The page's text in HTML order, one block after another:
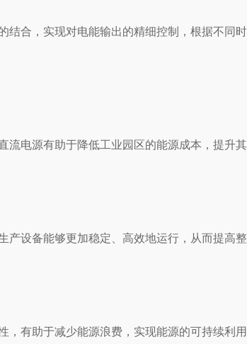
结合，实现对电能输出的精细控制，根据不同
流电源有助于降低工业园区的能源成本，提升其
产设备能够更加稳定、高效地运行，从而提高整
，有助于减少能源浪费，实现能源的可持续利